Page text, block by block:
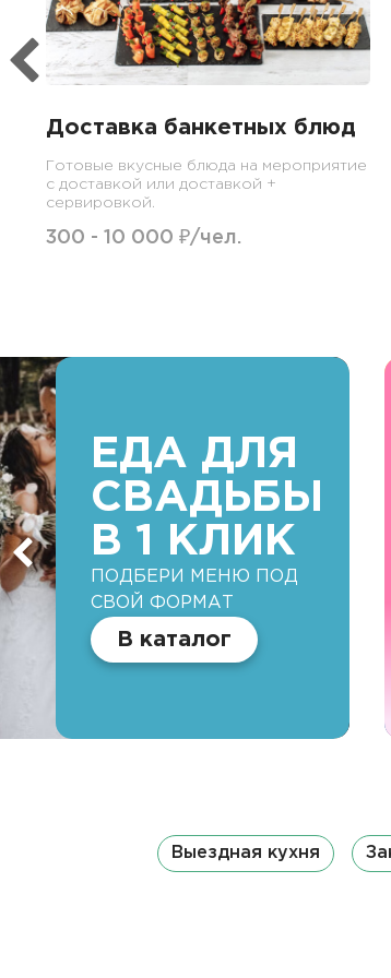
Доставка банкетных блюд
Готовые вкусные блюда на мероприятие
с доставкой или доставкой +
сервировкой.
300 - 10 000 ₽/чел.
ЕДА ДЛЯ
СВАДЬБЫ
В 1 КЛИК
ПОДБЕРИ МЕНЮ ПОД
СВОЙ ФОРМАТ
В каталог
Выездная кухня